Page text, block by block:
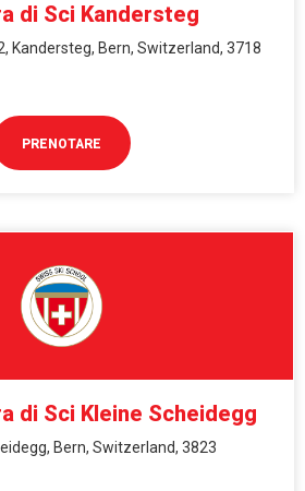
di Sci Kandersteg
Kandersteg, Bern, Switzerland, 3718
PRENOTARE
di Sci Kleine Scheidegg
Bern, Switzerland, 3823